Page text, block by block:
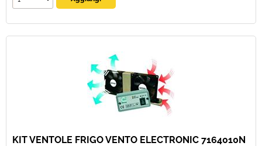
KIT VENTOLE FRIGO VENTO ELECTRONIC 7164010N